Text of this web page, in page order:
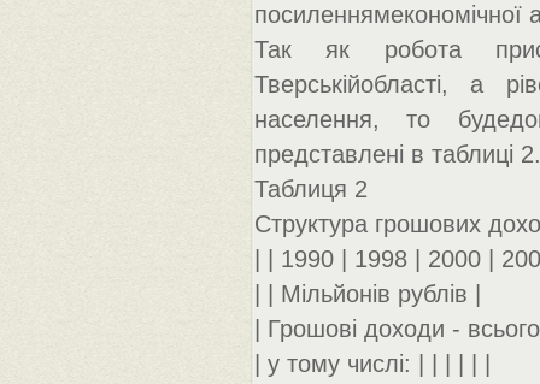
посиленнямекономічної
Так як робота
Тверськійобласті, а
населення, то
представлені в таблиці 2.
Таблиця 2
Структура грошових
| | 1990 | 1998 | 2000 |
| | Мільйонів рублів |
| Грошові доходи -
| у тому числі: | | | | | |